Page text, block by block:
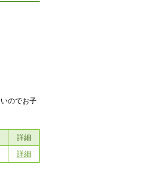
のでお子
詳細
詳細